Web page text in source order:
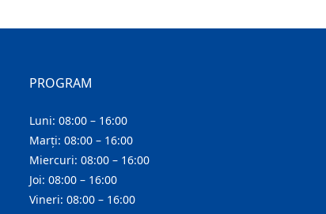
PROGRAM
Luni: 08:00 – 16:00
Marți: 08:00 – 16:00
Miercuri: 08:00 – 16:00
Joi: 08:00 – 16:00
Vineri: 08:00 – 16:00